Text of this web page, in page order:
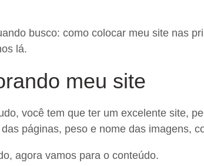
busco: como colocar meu site nas
lá.
meu site
você tem que ter um excelente site,
páginas, peso e nome das imagens,
agora vamos para o conteúdo.